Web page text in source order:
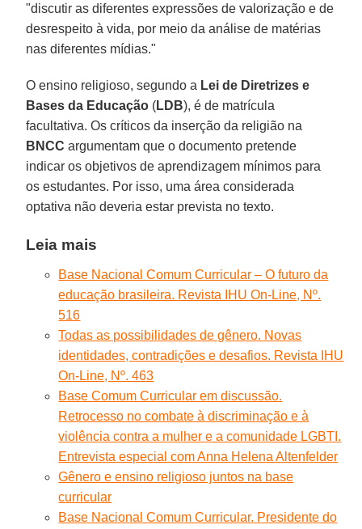
"discutir as diferentes expressões de valorização e de
desrespeito à vida, por meio da análise de matérias
nas diferentes mídias."
O ensino religioso, segundo a Lei de Diretrizes e
Bases da Educação (LDB), é de matrícula
facultativa. Os críticos da inserção da religião na
BNCC argumentam que o documento pretende
indicar os objetivos de aprendizagem mínimos para
os estudantes. Por isso, uma área considerada
optativa não deveria estar prevista no texto.
Leia mais
Base Nacional Comum Curricular – O futuro da
educação brasileira. Revista IHU On-Line, Nº.
516
Todas as possibilidades de gênero. Novas
identidades, contradições e desafios. Revista IHU
On-Line, Nº. 463
Base Comum Curricular em discussão.
Retrocesso no combate à discriminação e à
violência contra a mulher e a comunidade LGBTI.
Entrevista especial com Anna Helena Altenfelder
Gênero e ensino religioso juntos na base
curricular
Base Nacional Comum Curricular. Presidente do